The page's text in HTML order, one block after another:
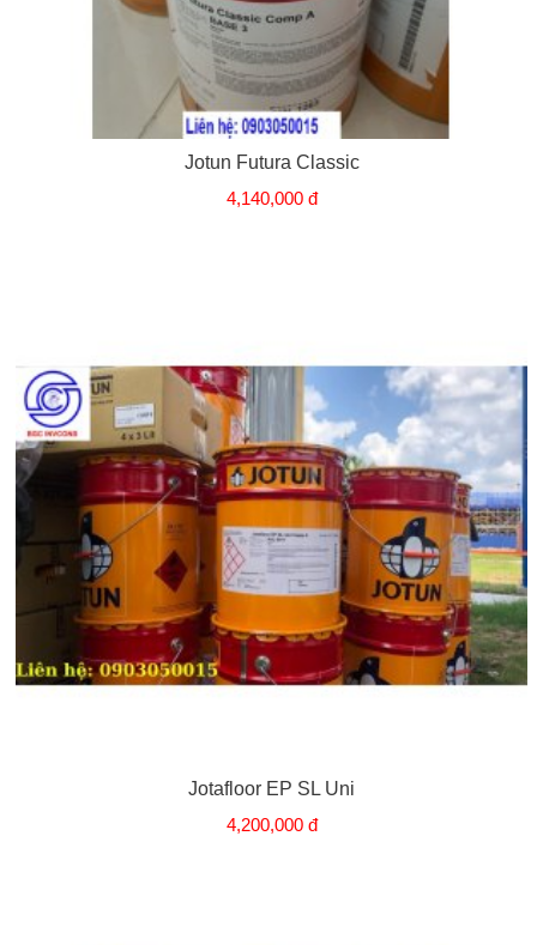
Jotun Futura Classic
4,140,000 đ
Jotafloor EP SL Uni
4,200,000 đ